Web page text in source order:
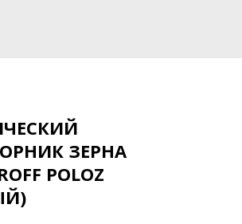
ЗЕРНА
POLOZ